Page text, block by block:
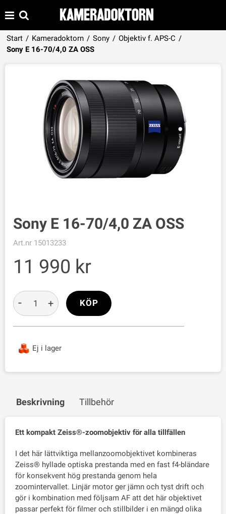
Start / Kameradoktorn / Sony / Objektiv f. APS-C /
Sony E 16-70/4,0 ZA OSSProdukten har lagts i din varukorg
Sony E 16-70/4,0 ZA OSS
Art.nr 15013233
11 990
Ej i lager
- + KÖP
Beskrivning Tillbehör
Ett kompakt Zeiss®-zoomobjektiv för alla tillfällen
I det här lättviktiga mellanzoomobjektivet kombineras
Zeiss® hyllade optiska prestanda med en fast f4-bländare
för konsekvent hög prestanda genom hela
zoomintervallet. Linjär motor ger jämn och tyst drift och
gör i kombination med följsam AF att det här objektivet
passar perfekt för filmer och stillbilder i en mängd olika